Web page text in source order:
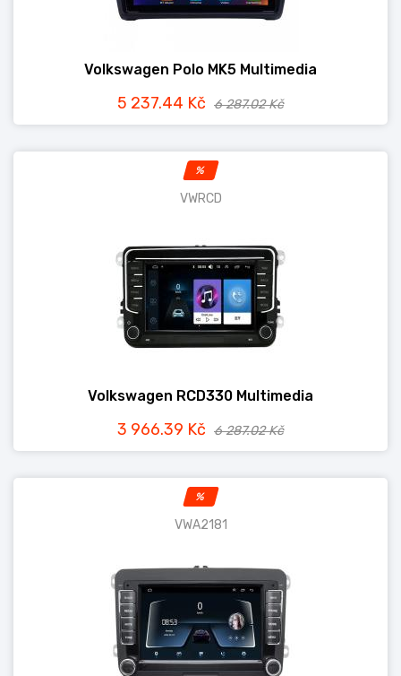
Volkswagen Polo MK5 Multimedia
5 237.44 Kč 6 287.02 Kč
%
VWRCD
Volkswagen RCD330 Multimedia
3 966.39 Kč 6 287.02 Kč
%
VWA2181